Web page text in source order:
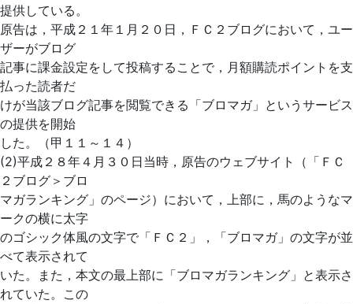
提供している。
原告は，平成２１年１月２０日，ＦＣ２ブログにおいて，ユー
ザーがブログ
記事に課金設定をして投稿することで，月額購読ポイントを支
払った読者だ
けが当該ブログ記事を閲覧できる「ブロマガ」というサービス
の提供を開始
した。（甲１１～１４）
(2)平成２８年４月３０日当時，原告のウェブサイト（「ＦＣ
２ブログ＞ブロ
マガランキング」のページ）において，上部に，馬のようなマ
ークの横に太字
のゴシック体風の文字で「ＦＣ２」，「ブロマガ」の文字が並
べて表示されて
いた。また，本文の最上部に「ブロマガランキング」と表示さ
れていた。この